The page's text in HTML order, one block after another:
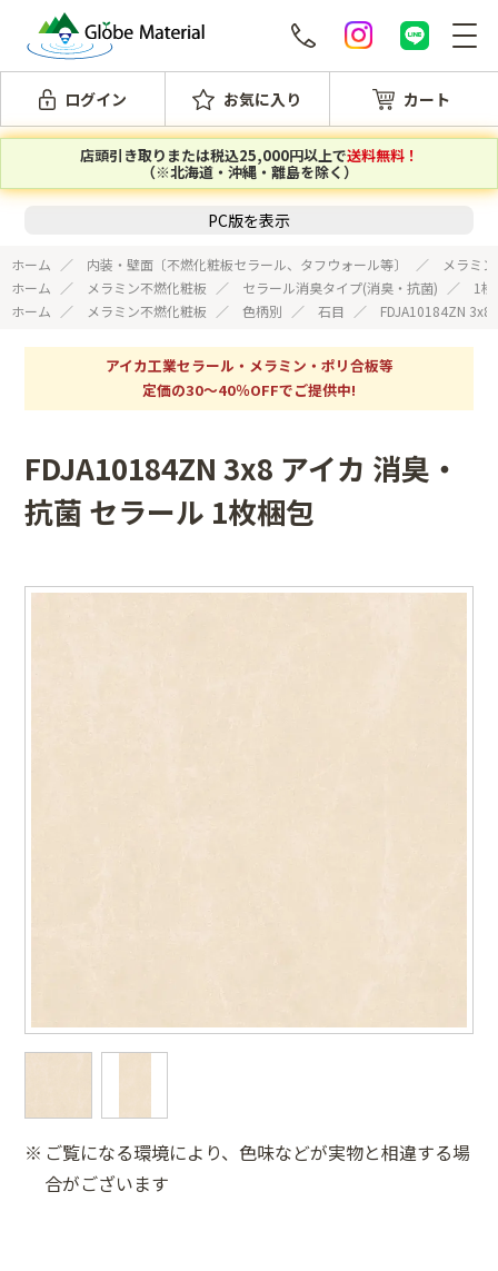
ログイン お気に入り カート
店頭引き取りまたは税込25,000円以上で送料無料！
（※北海道・沖縄・離島を除く）
PC版を表示
ホーム 内装・壁面〔不燃化粧板セラール、タフウォール等〕
メラミ
ホーム
メラミン不燃化粧板 セラール消臭タイプ(消臭・抗菌)
1
ホーム
メラミン不燃化粧板 色柄別 石目 FDJA10184ZN
アイカ工業セラール・メラミン・ポリ合板等
定価の30～40％OFFでご提供中!
FDJA10184ZN 3x8 アイカ 消臭・
抗菌 セラール 1枚梱包
ご覧になる環境により、色味などが実物と相違する場
合がございます